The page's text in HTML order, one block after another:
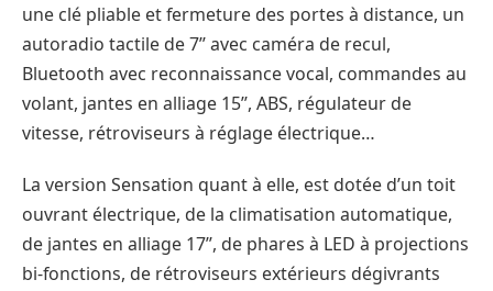
une clé pliable et fermeture des portes à distance, un
autoradio tactile de 7’’ avec caméra de recul,
Bluetooth avec reconnaissance vocal, commandes au
volant, jantes en alliage 15’’, ABS, régulateur de
vitesse, rétroviseurs à réglage électrique…
La version Sensation quant à elle, est dotée d’un toit
ouvrant électrique, de la climatisation automatique,
de jantes en alliage 17’’, de phares à LED à projections
bi-fonctions, de rétroviseurs extérieurs dégivrants